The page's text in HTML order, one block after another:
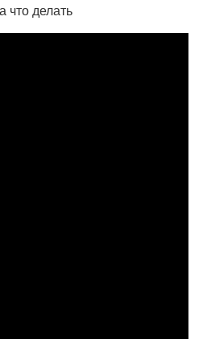
что делать